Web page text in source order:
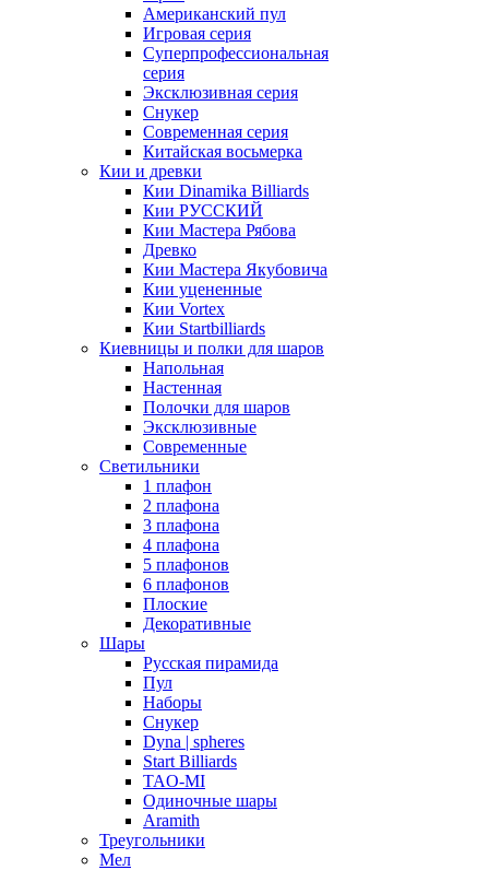
Американский пул
Игровая серия
Суперпрофессиональная
серия
Эксклюзивная серия
Снукер
Современная серия
Китайская восьмерка
Кии и древки
Кии Dinamika Billiards
Кии РУССКИЙ
Кии Мастера Рябова
Древко
Кии Мастера Якубовича
Кии уцененные
Кии Vortex
Кии Startbilliards
Киевницы и полки для шаров
Напольная
Настенная
Полочки для шаров
Эксклюзивные
Современные
Светильники
1 плафон
2 плафона
3 плафона
4 плафона
5 плафонов
6 плафонов
Плоские
Декоративные
Шары
Русская пирамида
Пул
Наборы
Снукер
Dyna | spheres
Start Billiards
TAO-MI
Одиночные шары
Aramith
Треугольники
Мел